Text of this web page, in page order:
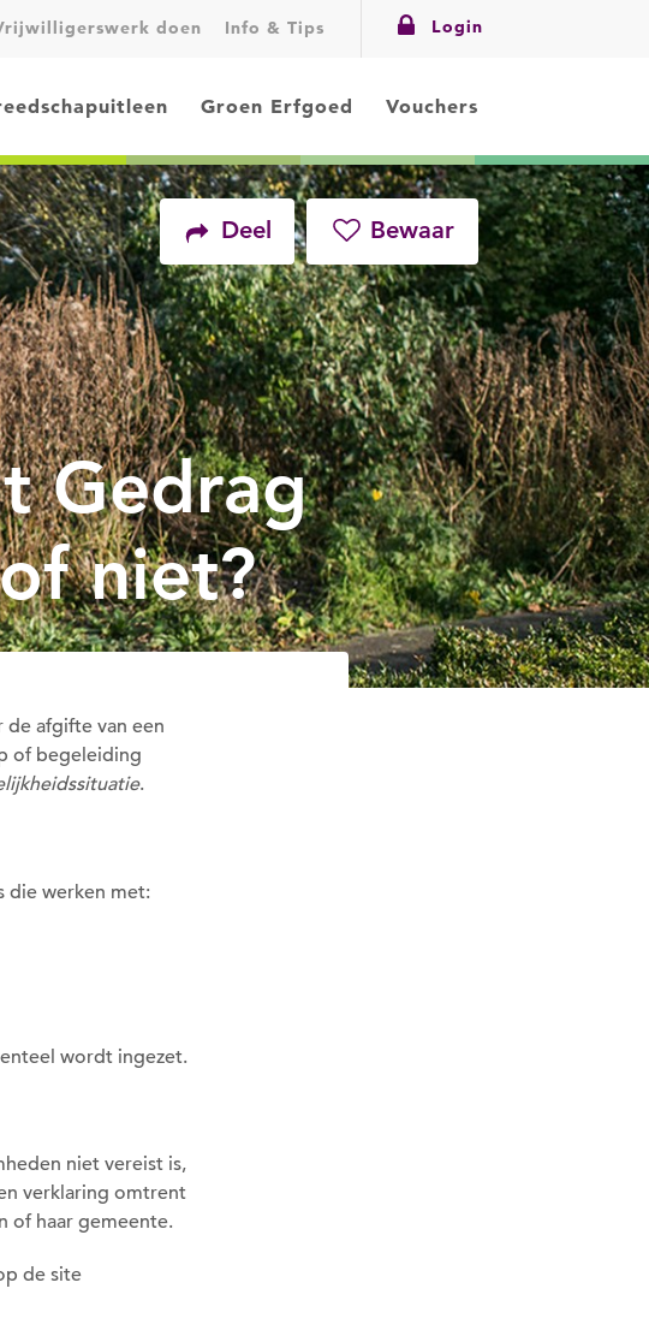
Groen Erfgoed Vouchers
doen Info & Tips Login
Deel
Facebook
Twitter
LinkedIn
Mail
Bewaar
Gedrag
niet?
afgifte van een
of begeleiding
.
die werken met:
wordt ingezet.
niet vereist is,
verklaring omtrent
of haar gemeente.
de site